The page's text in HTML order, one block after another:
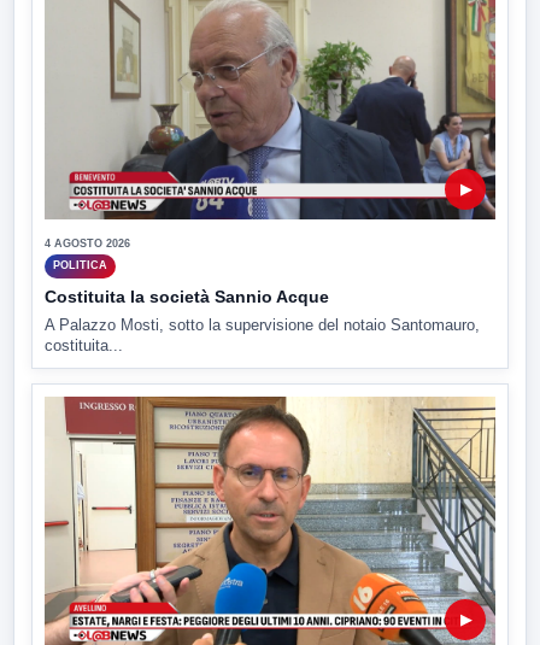
▶
4 AGOSTO 2026
POLITICA
Costituita la società Sannio Acque
A Palazzo Mosti, sotto la supervisione del notaio Santomauro,
costituita...
▶